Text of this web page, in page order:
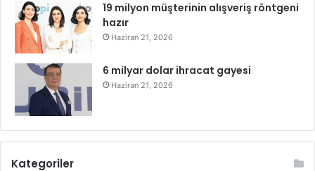
19 milyon müşterinin alışveriş röntgeni
hazır
Haziran 21, 2026
6 milyar dolar ihracat gayesi
Haziran 21, 2026
Kategoriler